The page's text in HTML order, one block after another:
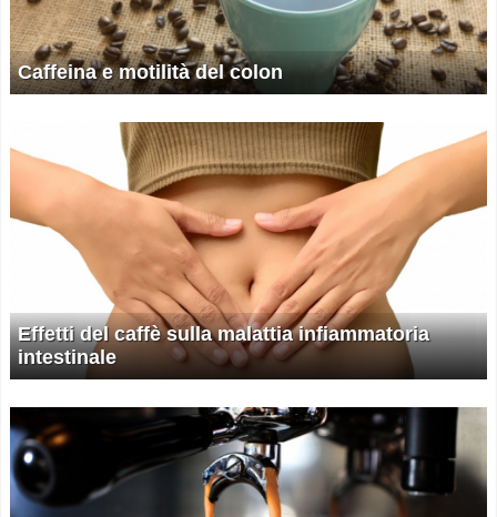
Caffeina e motilità del colon
Effetti del caffè sulla malattia infiammatoria
intestinale